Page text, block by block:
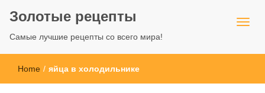
Золотые рецепты
Самые лучшие рецепты со всего мира!
Home / яйца в холодильнике